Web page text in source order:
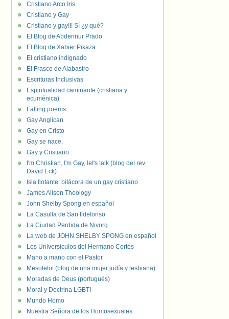
Cristiano Arco Iris
Cristiano y Gay
Cristiano y gay!!! Sí ¿y qué?
El Blog de Abdennur Prado
El Blog de Xabier Pikaza
El cristiano indignado
El Frasco de Alabastro
Escrituras Inclusivas
Espiritualidad caminante (cristiana y
ecuménica)
Falling poems
Gay Anglican
Gay en Cristo
Gay se nace.
Gay y Cristiano
I'm Christian, I'm Gay, let's talk (blog del rev.
David Eck)
Isla flotante: bitácora de un gay cristiano
James Alison Theology
John Shelby Spong en español
La Casulla de San Ildefonso
La Ciudad Perdida de Nivorg
La web de JOHN SHELBY SPONG en español
Los Universículos del Hermano Cortés
Mano a mano con el Pastor
Mesoletot (blog de una mujer judía y lesbiana)
Moradas de Deus (portugués)
Moral y Doctrina LGBTI
Mundo Homo
Nuestra Señora de los Homosexuales